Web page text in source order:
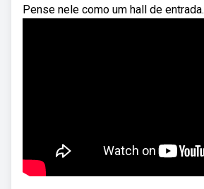
Pense nele como um hall de entrada.